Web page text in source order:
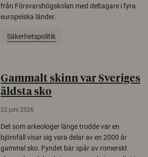
från Försvarshögskolan med deltagare i fyra
europeiska länder.
Säkerhetspolitik
Gammalt skinn var Sveriges
äldsta sko
22 juni 2026
Det som arkeologer länge trodde var en
björnfäll visar sig vara delar av en 2000 år
gammal sko. Fyndet bär spår av romerskt